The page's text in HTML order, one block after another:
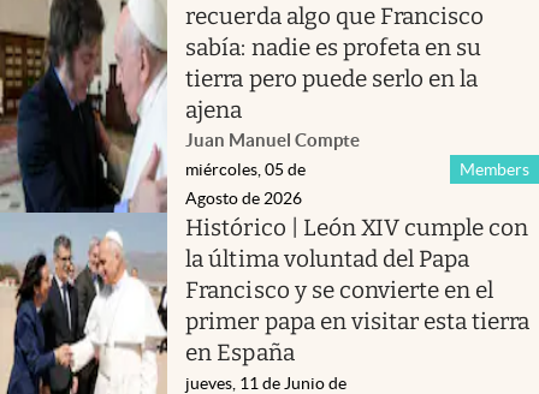
recuerda algo que Francisco
sabía: nadie es profeta en su
tierra pero puede serlo en la
ajena
Juan Manuel Compte
Members
miércoles, 05 de
Agosto de 2026
Histórico | León XIV cumple con
la última voluntad del Papa
Francisco y se convierte en el
primer papa en visitar esta tierra
en España
jueves, 11 de Junio de